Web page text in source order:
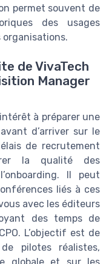
permet souvent de
des usages
organisations.
de VivaTech
Manager
à préparer une
d’arriver sur le
de recrutement
la qualité des
Il peut
liés à ces
avec les éditeurs
des temps de
L’objectif est de
pilotes réalistes,